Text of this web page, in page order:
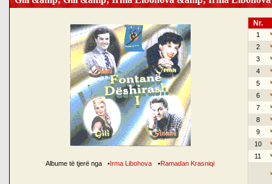
Albume të tjerë nga •Irma Libohova •Ramadan Krasniqi
Nr.
1
2
3
4
5
6
7
8
9
10
11